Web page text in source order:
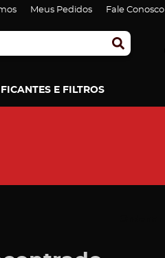
Meus Pedidos Fale Conosco
E FILTROS